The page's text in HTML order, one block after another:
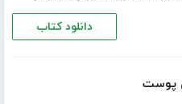
دانلود کتاب
پوست